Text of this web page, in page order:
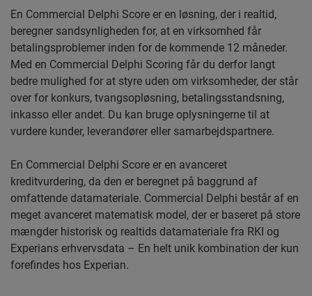
En Commercial Delphi Score er en løsning, der i realtid,
beregner sandsynligheden for, at en virksomhed får
betalingsproblemer inden for de kommende 12 måneder.
Med en Commercial Delphi Scoring får du derfor langt
bedre mulighed for at styre uden om virksomheder, der står
over for konkurs, tvangsopløsning, betalingsstandsning,
inkasso eller andet. Du kan bruge oplysningerne til at
vurdere kunder, leverandører eller samarbejdspartnere.
En Commercial Delphi Score er en avanceret
kreditvurdering, da den er beregnet på baggrund af
omfattende datamateriale. Commercial Delphi består af en
meget avanceret matematisk model, der er baseret på store
mængder historisk og realtids datamateriale fra RKI og
Experians erhvervsdata – En helt unik kombination der kun
forefindes hos Experian.